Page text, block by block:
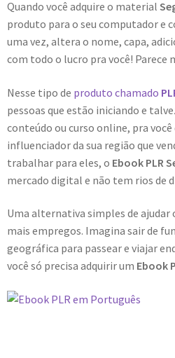
Quando você adquire o material
produto para o seu computador e
uma vez, altera o nome, capa,
com todo o lucro pra você! Parece
Nesse tipo de produto chamado
pessoas que estão iniciando e
conteúdo ou curso online, pra
influenciador da sua região que
trabalhar para eles, o Ebook PLR
mercado digital e não tem rios de
Uma alternativa simples de ajudar
mais empregos. Imagina sair de
geográfica para passear e viajar
você só precisa adquirir um Ebook